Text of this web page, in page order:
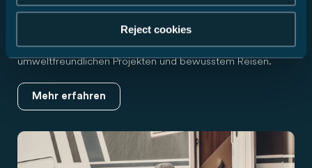
Reject cookies
Nachhaltigkeit
Verantwortungsbewusst unterwegs: Infos zu Initiativen,
umweltfreundlichen Projekten und bewusstem Reisen.
Mehr erfahren